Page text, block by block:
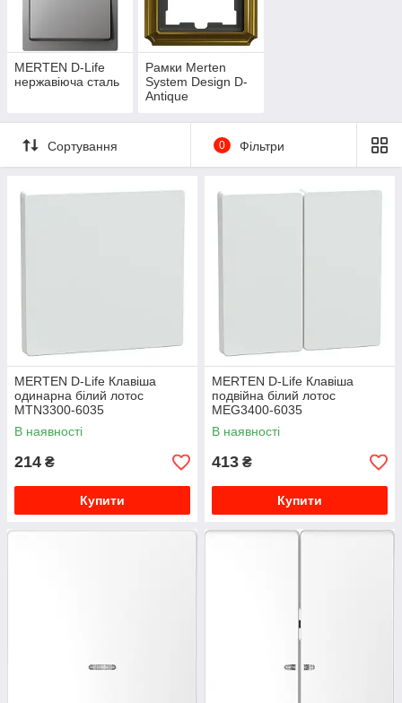
СеріяMerten D-Life- це максимум поєднань і відмінна
гнучкість.
Модульна структура, що включає в себе механізм
прихованої установки, накладку та рамку - дозволяє
додати будь-яку функцію в будь-якому кольорі D-Life.
Новий концепт дизайну відрізняється великим
розміром клавіш і відсутністю перегородок на всіх
MERTEN D-Life
нержавіюча сталь
Рамки Merten
System Design D-
Antique
Сортування 0 Фільтри
MERTEN D-Life Клавіша
одинарна білий лотос
MTN3300-6035
В наявності
214 ₴
Купити
MERTEN D-Life Клавіша
подвійна білий лотос
MEG3400-6035
В наявності
413 ₴
Купити